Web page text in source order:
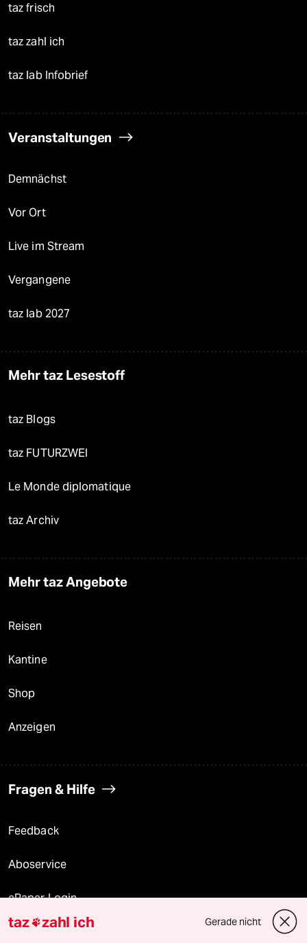
taz frisch
taz zahl ich
taz lab Infobrief
Veranstaltungen
Demnächst
Vor Ort
Live im Stream
Vergangene
taz lab 2027
Mehr taz Lesestoff
taz Blogs
taz FUTURZWEI
Le Monde diplomatique
taz Archiv
Mehr taz Angebote
Reisen
Kantine
Shop
Anzeigen
Fragen & Hilfe
Feedback
Aboservice
ePaper Login
Downloads für Abonnierende
taz zahl ich Gerade nicht